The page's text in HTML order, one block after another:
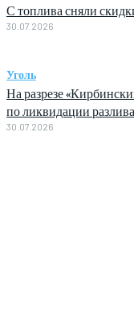
С топлива сняли
30.07.2026
Уголь
На разрезе
по ликвидации
30.07.2026